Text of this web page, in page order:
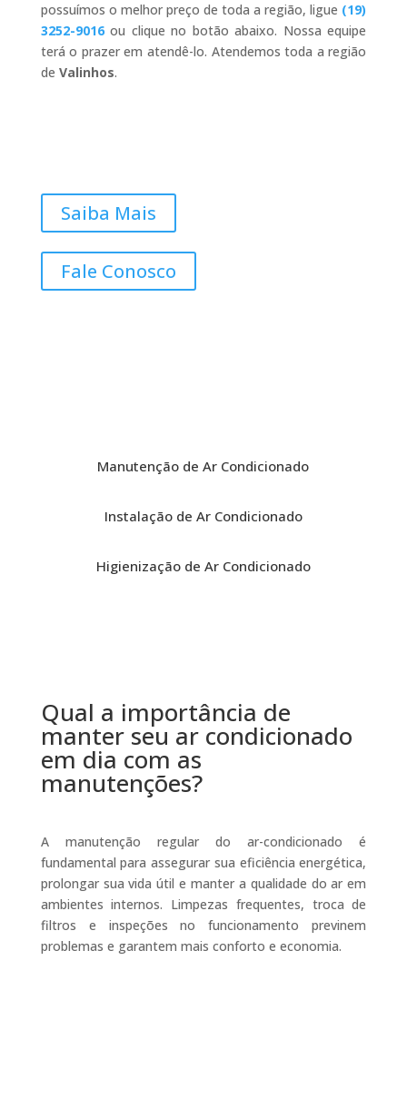
possuímos o melhor preço de toda a região, ligue (19)
3252-9016ou clique no botão abaixo. Nossa equipe
terá o prazer em atendê-lo. Atendemos toda a região
de Valinhos.
Saiba Mais
Fale Conosco
Manutenção de Ar Condicionado
Instalação de Ar Condicionado
Higienização de Ar Condicionado
Qual a importância de
manter seu ar condicionado
em dia com as
manutenções?
A manutenção regular do ar-condicionado é
fundamental para assegurar sua eficiência energética,
prolongar sua vida útil e manter a qualidade do ar em
ambientes internos. Limpezas frequentes, troca de
filtros e inspeções no funcionamento previnem
problemas e garantem mais conforto e economia.